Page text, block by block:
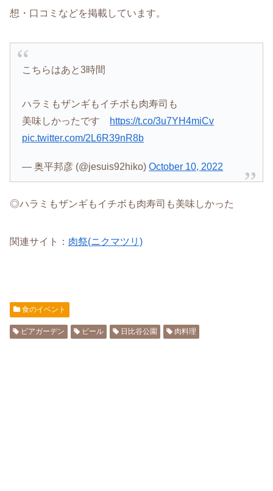
想・口コミなどを掲載しています。
こちらはあと3時間
ハラミもザンギもイチボも肉寿司も
美味しかったです
https://t.co/3u7YH4miCv
pic.twitter.com/2L6R39nR8b
— 奥平邦彦 (@jesuis92hiko)October 10, 2022
◎ハラミもザンギもイチボも肉寿司も美味しかった
関連サイト： 肉祭(ニクマツリ)
食のイベント
ビアガーデン ビール 日比谷公園 肉料理